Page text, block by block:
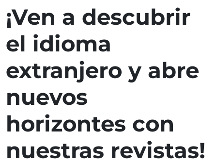
¡Ven a descubrir
el idioma
extranjero y abre
nuevos
horizontes con
nuestras revistas!